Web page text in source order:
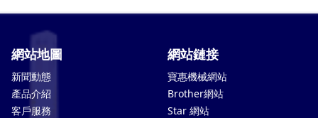
網站地圖
新聞動態
產品介紹
客戶服務
網站鏈接
寶惠機械網站
Brother網站
Star 網站